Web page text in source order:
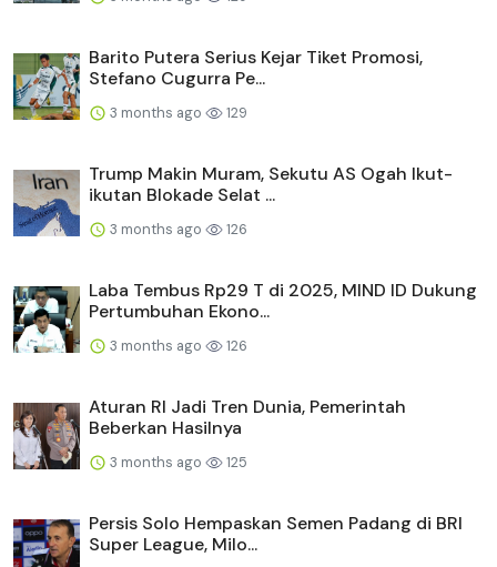
Barito Putera Serius Kejar Tiket Promosi,
Stefano Cugurra Pe...
3 months ago 129
Trump Makin Muram, Sekutu AS Ogah Ikut-
ikutan Blokade Selat ...
3 months ago 126
Laba Tembus Rp29 T di 2025, MIND ID Dukung
Pertumbuhan Ekono...
3 months ago 126
Aturan RI Jadi Tren Dunia, Pemerintah
Beberkan Hasilnya
3 months ago 125
Persis Solo Hempaskan Semen Padang di BRI
Super League, Milo...